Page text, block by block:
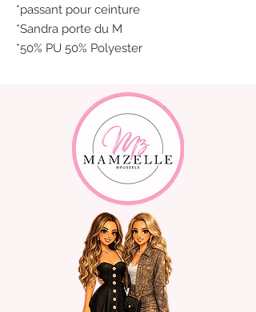
*passant pour ceinture
*Sandra porte du M
*50% PU 50% Polyester